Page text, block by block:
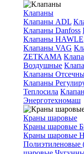
Клапаны
Клапаны ADL
Клапаны Danfoss
Клапаны HAWLE
Клапаны VAG
ZETKAMA
Воздушные
Клапаны
Клапаны
Теплосила
Энерготехномаш
Краны шаровые
Краны шаровые
Краны шаровые